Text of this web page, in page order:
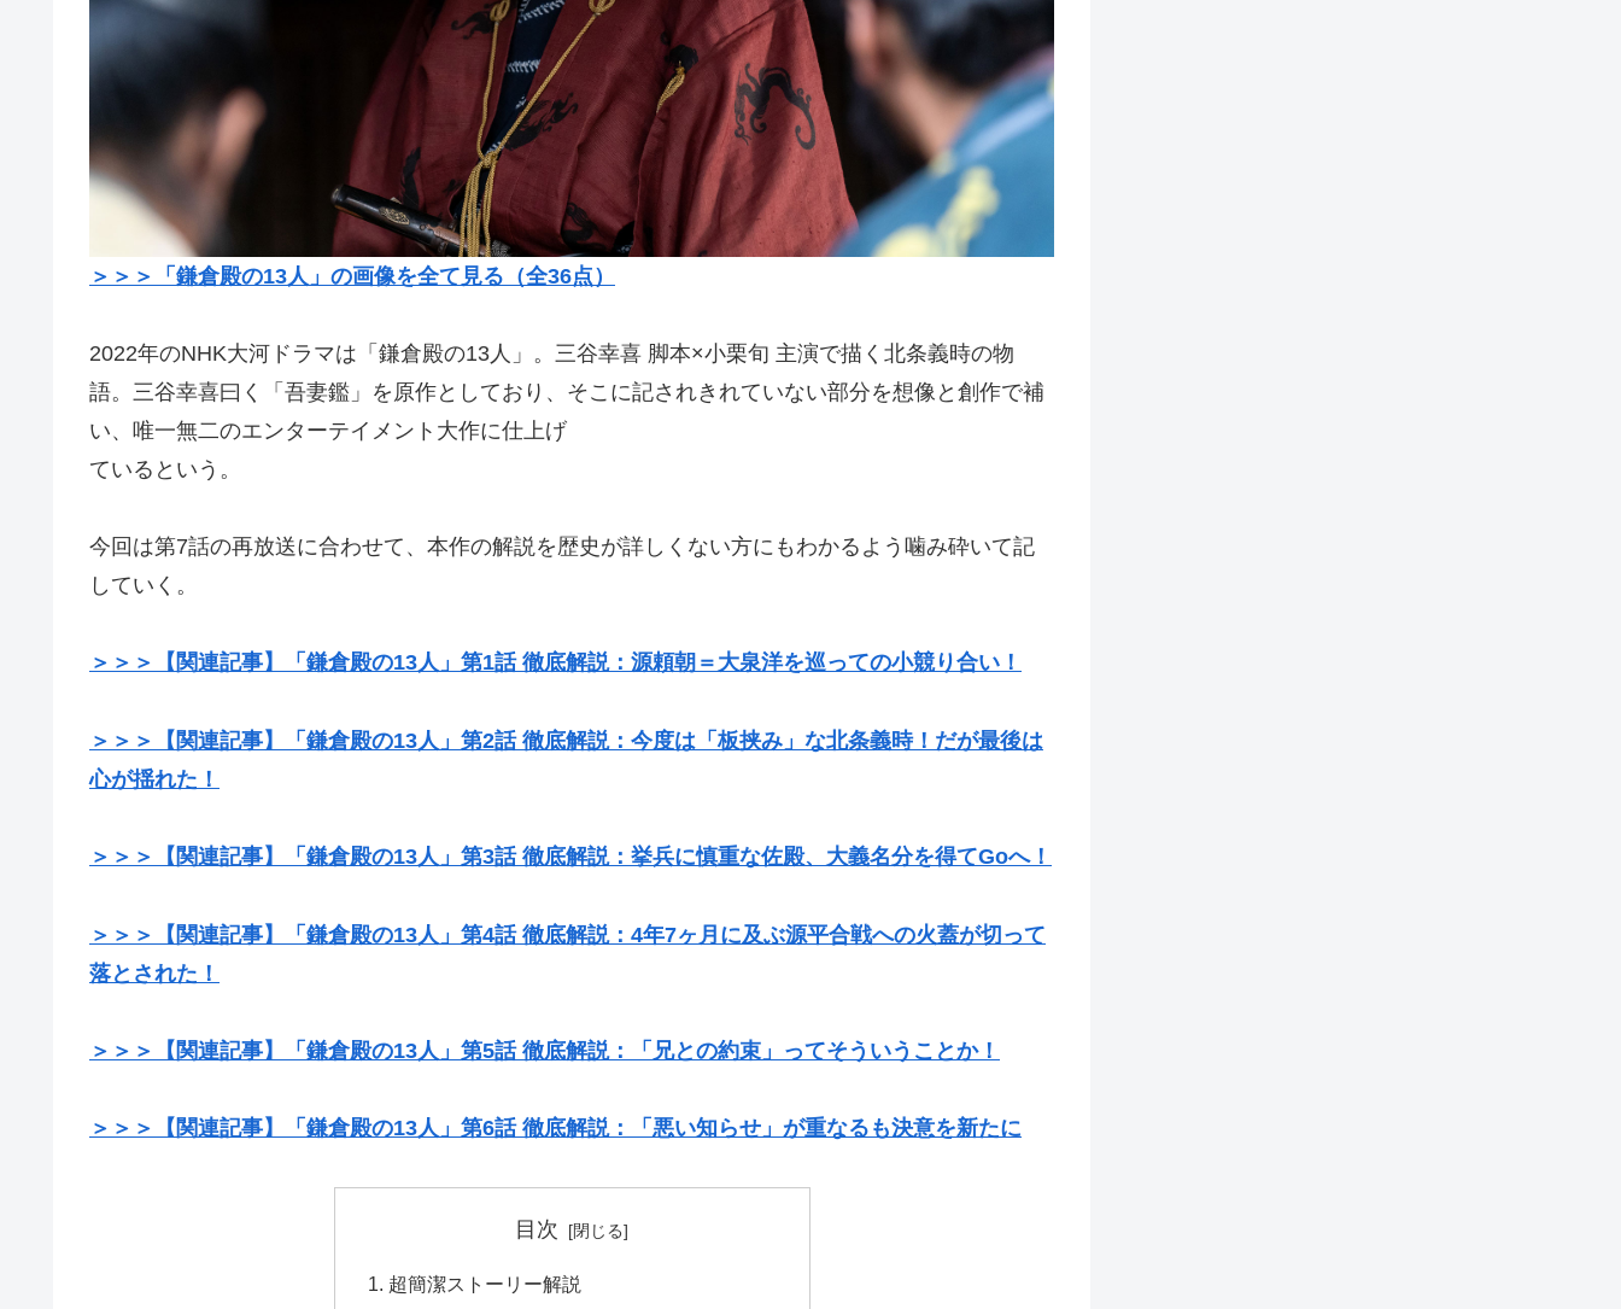
＞＞＞「鎌倉殿の13人」の画像を全て見る（全36点）
2022年のNHK大河ドラマは「鎌倉殿の13人」。三谷幸喜 脚本×小栗旬 主演で描く北条義時の物
語。三谷幸喜曰く「吾妻鑑」を原作としており、そこに記されきれていない部分を想像と創作で補
い、唯一無二のエンターテイメント大作に仕上げ
ているという。
今回は第7話の再放送に合わせて、本作の解説を歴史が詳しくない方にもわかるよう噛み砕いて記
していく。
＞＞＞【関連記事】「鎌倉殿の13人」第1話 徹底解説：源頼朝＝大泉洋を巡っての小競り合い！
＞＞＞【関連記事】「鎌倉殿の13人」第2話 徹底解説：今度は「板挟み」な北条義時！だが最後は
心が揺れた！
＞＞＞【関連記事】「鎌倉殿の13人」第3話 徹底解説：挙兵に慎重な佐殿、大義名分を得てGoへ！
＞＞＞【関連記事】「鎌倉殿の13人」第4話 徹底解説：4年7ヶ月に及ぶ源平合戦への火蓋が切って
落とされた！
＞＞＞【関連記事】「鎌倉殿の13人」第5話 徹底解説：「兄との約束」ってそういうことか！
＞＞＞【関連記事】「鎌倉殿の13人」第6話 徹底解説：「悪い知らせ」が重なるも決意を新たに
目次
超簡潔ストーリー解説